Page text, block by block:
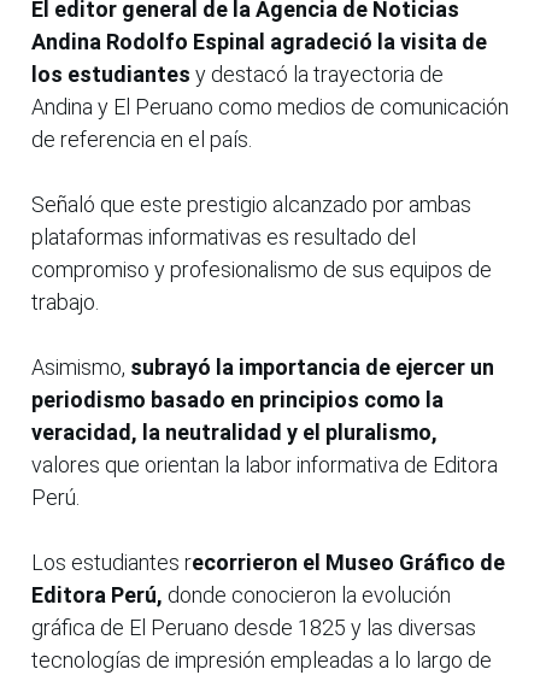
El editor general de la Agencia de Noticias
Andina Rodolfo Espinal agradeció la visita de
los estudiantes y destacó la trayectoria de
Andina y El Peruano como medios de comunicación
de referencia en el país.
Señaló que este prestigio alcanzado por ambas
plataformas informativas es resultado del
compromiso y profesionalismo de sus equipos de
trabajo.
Asimismo, subrayó la importancia de ejercer un
periodismo basado en principios como la
veracidad, la neutralidad y el pluralismo,
valores que orientan la labor informativa de Editora
Perú.
Los estudiantes recorrieron el Museo Gráfico de
Editora Perú, donde conocieron la evolución
gráfica de El Peruano desde 1825 y las diversas
tecnologías de impresión empleadas a lo largo de